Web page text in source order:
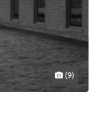
(9)